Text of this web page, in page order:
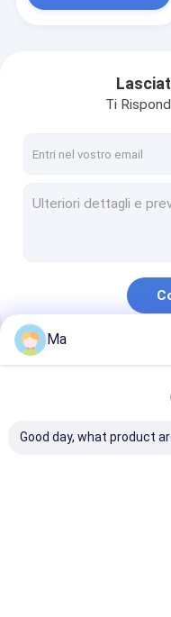
carta velina che fa
macchina di
Macchina di carta
Pezzi meccanici di
Ti
Le Nostre Categorie
Ma
Good day, what product